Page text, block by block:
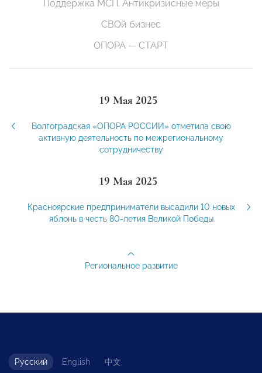
Поддержка МСП. Антикризисные меры
СВОй бизнес
ОПОРА — СТАРТ
19 Мая 2025
Волгоградская «ОПОРА РОССИИ» отметила свою
активную деятельность по межрегиональному
сотрудничеству
19 Мая 2025
Красноярские предприниматели высадили 10 новых
яблонь в честь 80-летия Великой Победы
Региональное развитие
Русский English 中文